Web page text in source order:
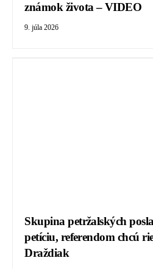
známok života – VIDEO
9. júla 2026
Skupina petržalských
petíciu, referendom chcú
Draždiak